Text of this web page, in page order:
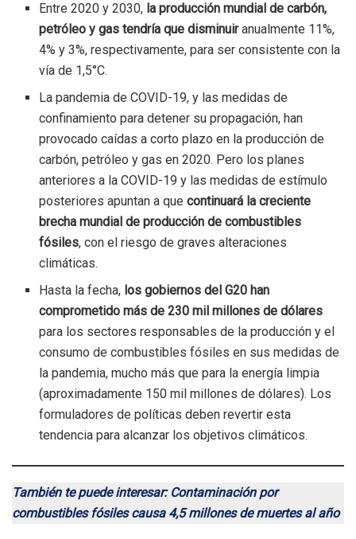
Entre 2020 y 2030, la producción mundial de carbón,
petróleo y gas tendría que disminuiranualmente 11%,
4% y 3%, respectivamente, para ser consistente con la
vía de 1,5°C.
La pandemia de COVID-19, y las medidas de
confinamiento para detener su propagación, han
provocado caídas a corto plazo en la producción de
carbón, petróleo y gas en 2020. Pero los planes
anteriores a la COVID-19 y las medidas de estímulo
posteriores apuntan a quecontinuará la creciente
brecha mundial de producción de combustibles
fósiles, con el riesgo de graves alteraciones
climáticas.
Hasta la fecha, los gobiernos del G20 han
comprometido más de 230 mil millones de dólares
para los sectores responsables de la producción y el
consumo de combustibles fósiles en sus medidas de
la pandemia, mucho más que para la energía limpia
(aproximadamente 150 mil millones de dólares). Los
formuladores de políticas deben revertir esta
tendencia para alcanzar los objetivos climáticos.
También te puede interesar: Contaminación por
combustibles fósiles causa 4,5 millones de muertes al año